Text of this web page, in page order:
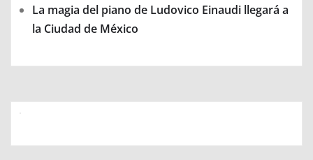
La magia del piano de Ludovico Einaudi llegará a
la Ciudad de México